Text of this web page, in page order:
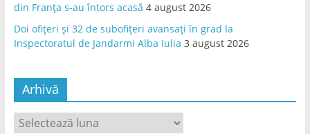
din Franța s-au întors acasă 4 august 2026
Doi ofițeri și 32 de subofițeri avansați în grad la
Inspectoratul de Jandarmi Alba Iulia 3 august 2026
Arhivă
Arhivă